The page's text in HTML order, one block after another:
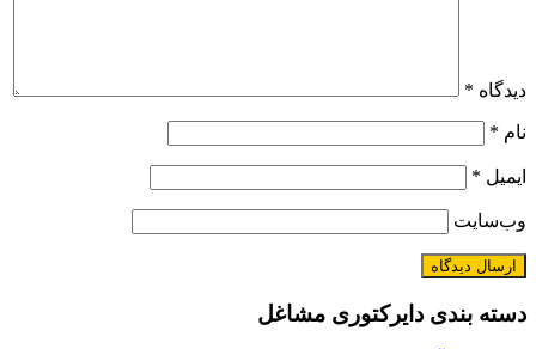
دیدگاه *
نام *
ایمیل *
وب‌سایت
دسته بندی دایرکتوری مشاغل